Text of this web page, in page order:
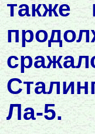
также
Ла-5.